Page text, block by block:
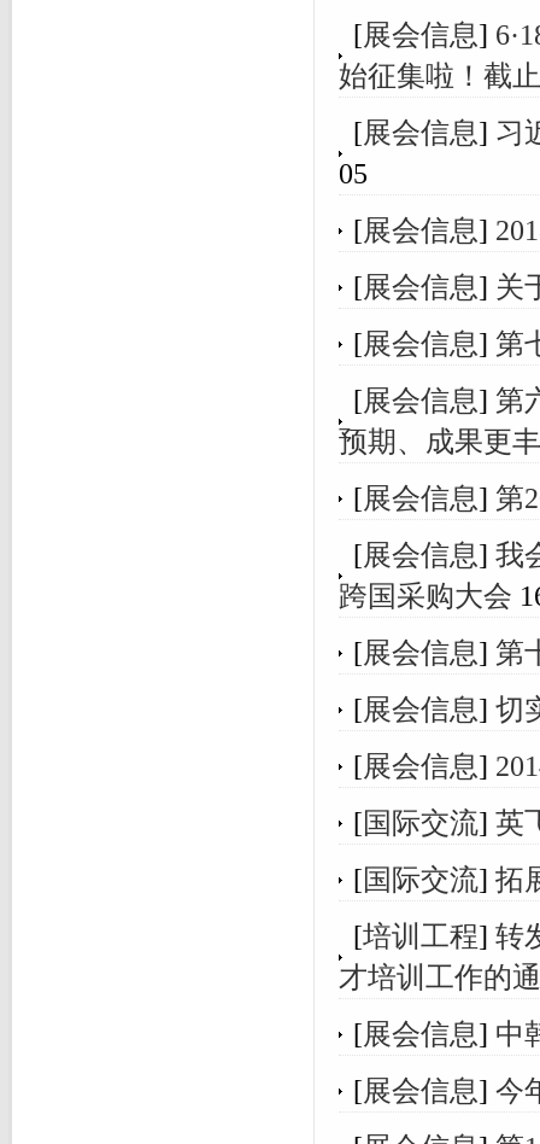
[展会信息]
始征集啦！截
[展会信息] 习
05
[展会信息]
[展会信息] 关
[展会信息] 第
[展会信息] 第
预期、成果更
[展会信息] 第
[展会信息] 我
跨国采购大会
[展会信息] 第
[展会信息] 切
[展会信息]
[国际交流] 英
[国际交流] 拓
[培训工程] 转
才培训工作的
[展会信息] 中
[展会信息] 今